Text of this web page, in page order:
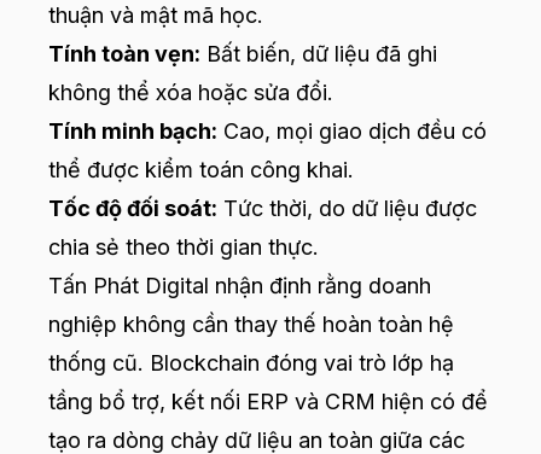
thuận và mật mã học.
Tính toàn vẹn: Bất biến, dữ liệu đã ghi
không thể xóa hoặc sửa đổi.
Tính minh bạch: Cao, mọi giao dịch đều có
thể được kiểm toán công khai.
Tốc độ đối soát: Tức thời, do dữ liệu được
chia sẻ theo thời gian thực.
Tấn Phát Digital nhận định rằng doanh
nghiệp không cần thay thế hoàn toàn hệ
thống cũ. Blockchain đóng vai trò lớp hạ
tầng bổ trợ, kết nối ERP và CRM hiện có để
tạo ra dòng chảy dữ liệu an toàn giữa các